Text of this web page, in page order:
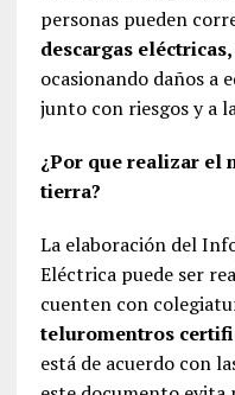
personas pueden
descargas
ocasionando daños a
junto con riesgos y a
¿Por que realizar el
tierra?
La elaboración del
Eléctrica puede ser
cuenten con
teluromentros
está de acuerdo con